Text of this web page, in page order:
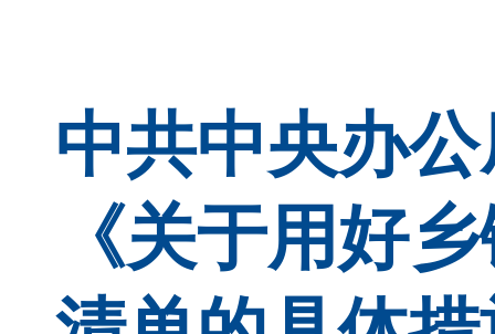
中共中央办
《关于用好